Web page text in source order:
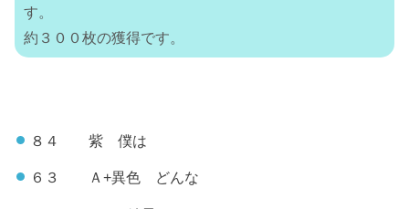
す。
約３００枚の獲得です。
８４ 紫 僕は
６３ Ａ+異色 どんな